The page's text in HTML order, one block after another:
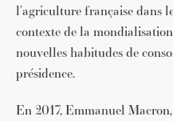
l’agriculture française dans
contexte de la
nouvelles habitudes de
présidence.
En 2017, Emmanuel